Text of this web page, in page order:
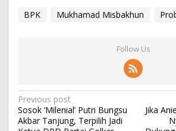
BPK Mukhamad Misbakhun
Follow Us
P
o
Previous post
Sosok ‘Milenial’ Putri Bungsu
Akbar Tanjung, Terpilih Jadi
Jika